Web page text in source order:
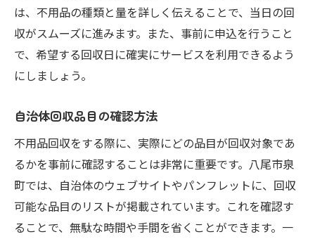
は、不用品の種類と量を詳しく伝えることで、当日の回
収がスムーズに進みます。また、事前に申込を行うこと
で、希望する回収日に確実にサービスを利用できるよう
にしましょう。
自治体回収品目の確認方法
不用品回収をする際に、実際にどの品目が回収対象であ
るかを事前に確認することは非常に重要です。八尾市泉
町では、自治体のウェブサイトやパンフレットに、回収
可能な品目のリストが掲載されています。これを確認す
ることで、無駄な時間や手間を省くことができます。一